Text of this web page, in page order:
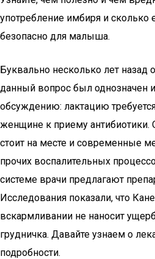
употребление имбиря и сколько
безопасно для малыша.
Буквально несколько лет назад
данный вопрос был однозначен
обсуждению: лактацию
женщине к приему антибиотики.
стоит на месте и современные
прочих воспалительных
системе врачи предлагают
Исследования показали, что
вскармливании не наносит
грудничка. Давайте узнаем о
подробности.